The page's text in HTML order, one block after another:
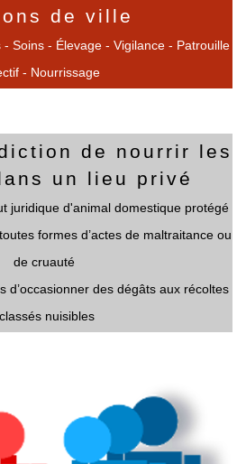
de ville
Soins - Élevage - Vigilance - Patrouille
- Nourrissage
de nourrir les
un lieu privé
juridique d'animal domestique protégé
formes d’actes de maltraitance ou
de cruauté
d’occasionner des dégâts aux récoltes
nuisibles